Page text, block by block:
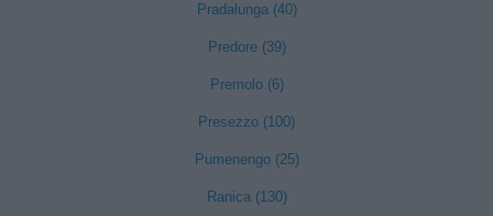
Pradalunga (40)
Predore (39)
Premolo (6)
Presezzo (100)
Pumenengo (25)
Ranica (130)